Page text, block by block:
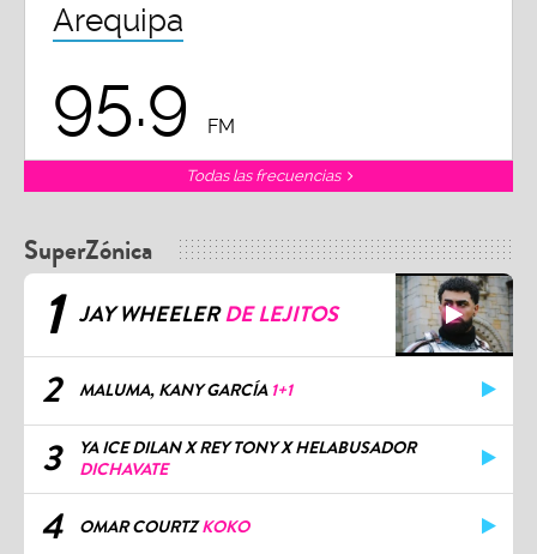
Arequipa
95.9 FM
Todas las frecuencias
SuperZónica
1 JAY WHEELERDE LEJITOS
2 MALUMA, KANY GARCÍA 1+1
3
YA ICE DILAN X REY TONY X HELABUSADOR
DICHAVATE
4 OMAR COURTZKOKO